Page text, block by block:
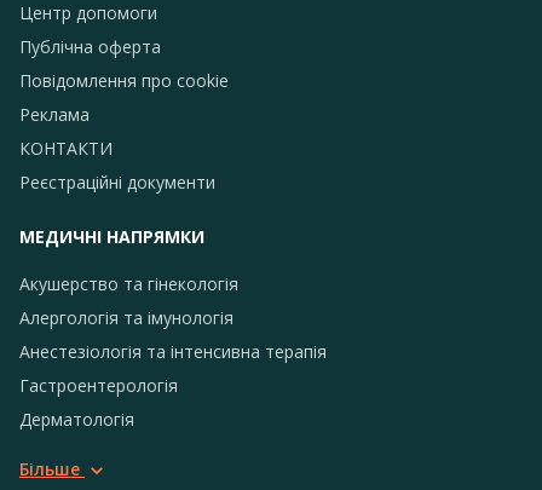
Центр допомоги
Публічна оферта
Повідомлення про сookie
Реклама
КОНТАКТИ
Реєстраційні документи
МЕДИЧНІ НАПРЯМКИ
Акушерство та гінекологія
Алергологія та імунологія
Анестезіологія та інтенсивна терапія
Гастроентерологія
Дерматологія
Більше